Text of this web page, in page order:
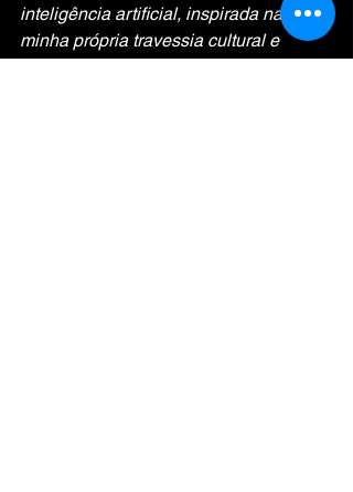
inteligência artificial, inspirada na
minha própria travessia cultural e